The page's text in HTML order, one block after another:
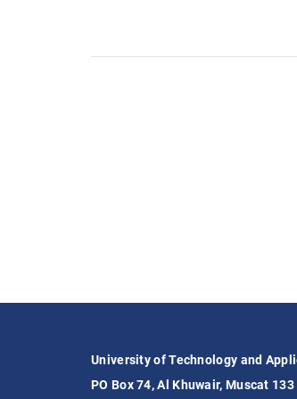
University of Technology and
PO Box 74, Al Khuwair, Muscat 133